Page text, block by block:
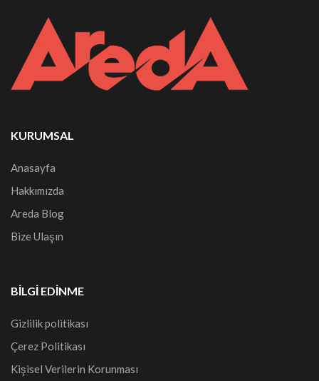
KURUMSAL
Anasayfa
Hakkımızda
Areda Blog
Bize Ulaşın
BILGI EDINME
Gizlilik politikası
Çerez Politikası
Kişisel Verilerin Korunması